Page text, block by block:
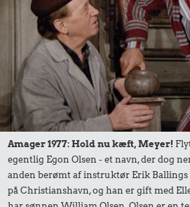
61 kr.
Togbillet,
Aarhus-
København
2,37 kr.
2 kg mel
Amager 1977: Hold nu kæft, Meyer!
egentlig Egon Olsen - et navn, der dog
anden berømt af instruktør Erik Ballings
på Christianshavn, og han er gift med